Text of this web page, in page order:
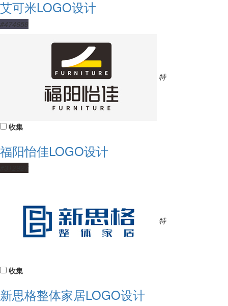
艾可米LOGO设计
#474658
特
收集
福阳怡佳LOGO设计
特
收集
新思格整体家居LOGO设计